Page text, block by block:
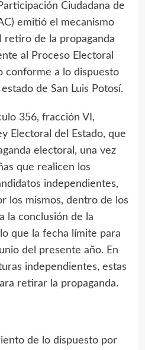
Ciudadana de
emitió el mecanismo
retiro de la propaganda
al Proceso Electoral
conforme a lo dispuesto
de San Luis Potosí.
356, fracción VI,
Electoral del Estado, que
electoral, una vez
que realicen los
independientes,
los mismos, dentro de los
la conclusión de la
que la fecha límite para
del presente año. En
independientes, estas
retirar la propaganda.
de lo dispuesto por